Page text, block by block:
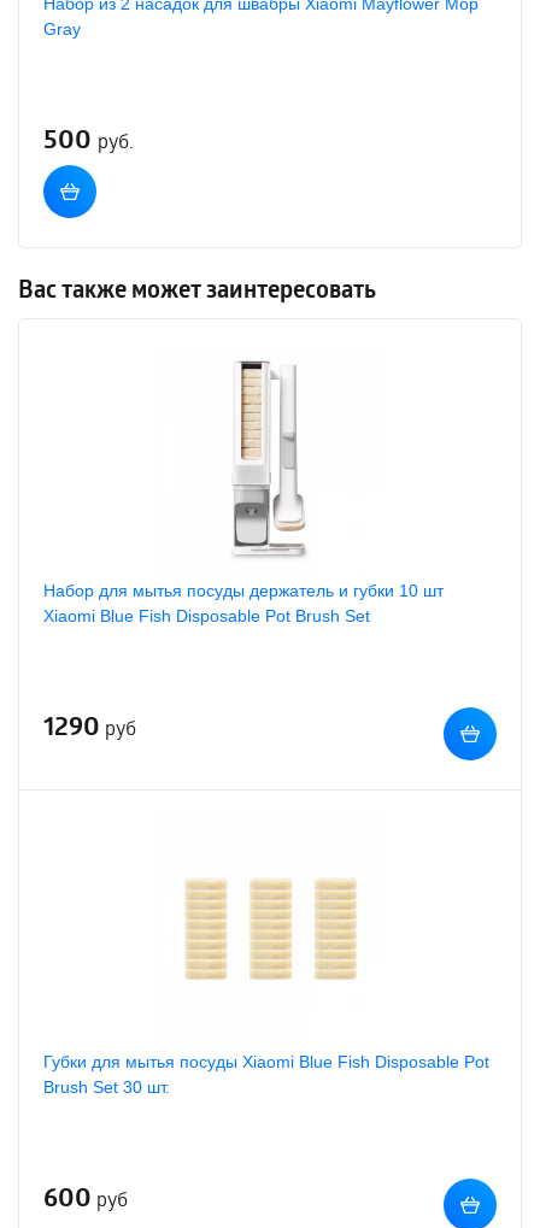
Gray
500 руб.
Вас также может заинтересовать
Набор для мытья посуды держатель и губки 10 шт
Xiaomi Blue Fish Disposable Pot Brush Set
1290 руб
Губки для мытья посуды Xiaomi Blue Fish Disposable Pot
Brush Set 30 шт.
600 руб